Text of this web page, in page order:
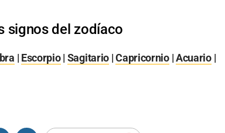
signos del zodíaco
| Escorpio| Sagitario |Capricornio|Acuario|